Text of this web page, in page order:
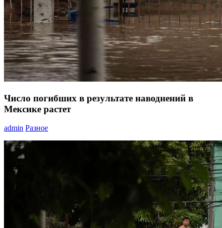
Число погибших в результате наводнений в
Мексике растет
admin Разное